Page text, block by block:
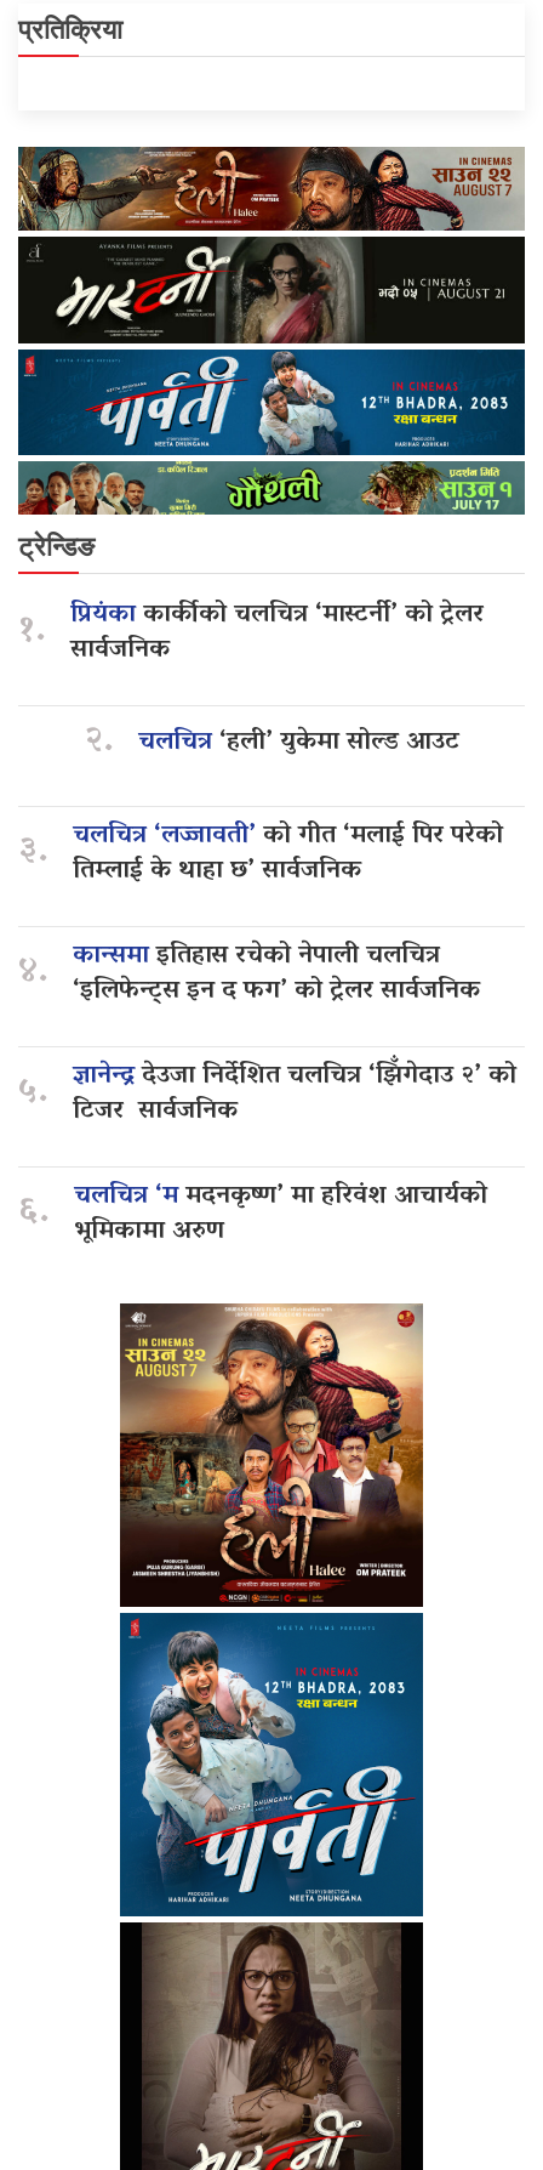
प्रतिक्रिया
ट्रेन्डिङ
१. प्रियंकाकार्कीको चलचित्र ‘मास्टर्नी’ को ट्रेलर
सार्वजनिक
२. चलचित्र‘हली’ युकेमा सोल्ड आउट
३. चलचित्र ‘लज्जावती’को गीत ‘मलाई पिर परेको
तिम्लाई के थाहा छ’ सार्वजनिक
४. कान्समाइतिहास रचेको नेपाली चलचित्र
‘इलिफेन्ट्स इन द फग’ को ट्रेलर सार्वजनिक
५. ज्ञानेन्द्रदेउजा निर्देशित चलचित्र ‘झिँगेदाउ २’ को
टिजर सार्वजनिक
६. चलचित्र ‘ममदनकृष्ण’ मा हरिवंश आचार्यको
भूमिकामा अरुण